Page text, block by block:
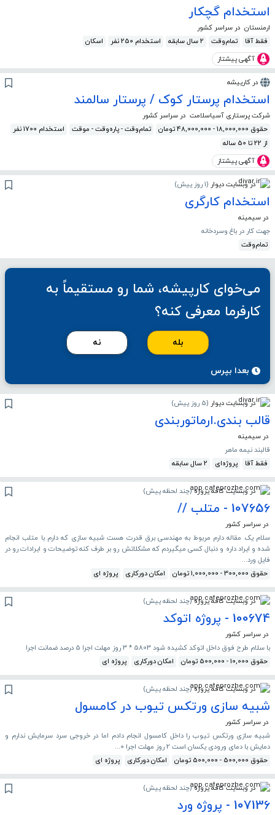
استخدام گچکار
ارمنستان در سراسر کشور
فقط آقا
تمام‌وقت 2 سال سابقه استخدام 250 نفر
اسکان
آگهی پیشتاز
در کارپیشه
استخدام پرستار کوک / پرستار سالمند
شرکت پرستاری آسیاسلامت در سراسر کشور
حقوق 18,000,000 - 48,000,000 تومان
تمام‌وقت - پاره‌وقت - موقت
استخدام 1700 نفر
از 22 تا 50 ساله
آگهی پیشتاز
در وبسایت دیوار (1 روز پیش )
استخدام کارگری
در سیمینه
جهت کار در باغ وسردخانه
تمام‌وقت
می‌خوای کارپیشه، شما رو مستقیماً به
کارفرما معرفی کنه؟
بله نه
بعدا بپرس
در وبسایت دیوار (5 روز پیش )
قالب بندی.ارماتوربندی
در سیمینه
قالبند نیمه ماهر
فقط آقا
پروژه‌ای 2 سال سابقه
در وبسایت کافه پروژه (چند لحظه پیش)
107656 - متلب //
در سراسر کشور
سلام یک مقاله دارم مربوط به مهندسی برق قدرت هست شبیه سازی که دارم با متلب انجام
شده و ایراد داره و دنبال کسی میگیردم که مشکلاتش رو بر طرف کنه توضیحات و ایرادات رو در
فایل ورد...
حقوق 300,000 - 1,000,000 تومان
امکان دورکاری پروژه ای
در وبسایت کافه پروژه (چند لحظه پیش)
100674 - پروژه اتوکد
در سراسر کشور
با سلام طرح فوق داخل اتوکد کشیده شود 5803 * 3 روز مهلت اجرا 5 درصد ضمانت اجرا
حقوق 10,000 - 500,000 تومان
امکان دورکاری پروژه ای
در وبسایت کافه پروژه (چند لحظه پیش)
شبیه سازی ورتکس تیوب در کامسول
در سراسر کشور
شبیه سازی ورتکس تیوب را داخل کامسول انجام دادم اما در خروجی سرد سرمایش ندارم و
دمایش با دمای ورودی یکسان است 2 روز مهلت اجرا 0...
حقوق 500,000 - 500,000 تومان
امکان دورکاری پروژه ای
در وبسایت کافه پروژه (چند لحظه پیش)
107136 - پروژه ورد